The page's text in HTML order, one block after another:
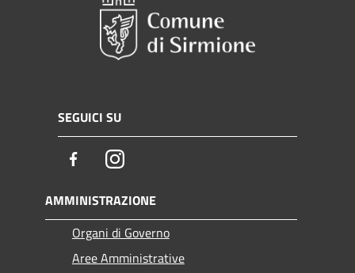
SEGUICI SU
FacebookInstagram
AMMINISTRAZIONE
Organi di Governo
Aree Amministrative